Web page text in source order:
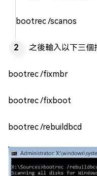
bootrec /scanos
之後輸入以下三個
bootrec /fixmbr
bootrec /fixboot
bootrec /rebuildbcd